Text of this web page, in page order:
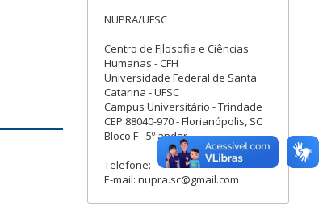
NUPRA/UFSC
Centro de Filosofia e Ciências
Humanas - CFH
Universidade Federal de Santa
Catarina - UFSC
Campus Universitário - Trindade
CEP 88040-970 - Florianópolis, SC
Bloco F - 5º andar
Telefone:
E-mail: nupra.sc@gmail.com